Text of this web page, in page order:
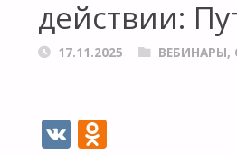
действии:
17.11.2025 ВЕБИНАРЫ,
V